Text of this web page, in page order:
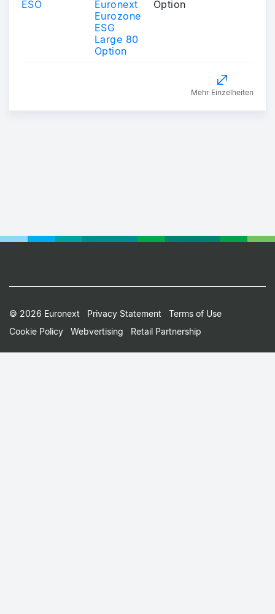
ESO
Euronext
Eurozone
ESG
Large 80
Option
Option
Mehr Einzelheiten
Footer
Small
Print
© 2026 Euronext Privacy Statement
Terms of Use
Cookie Policy
Webvertising Retail Partnership